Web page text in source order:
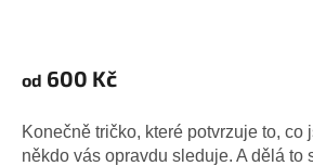
produktu
5,0
z
od 600 Kč
Konečně tričko, které potvrzuje to, co
někdo vás opravdu sleduje. A dělá